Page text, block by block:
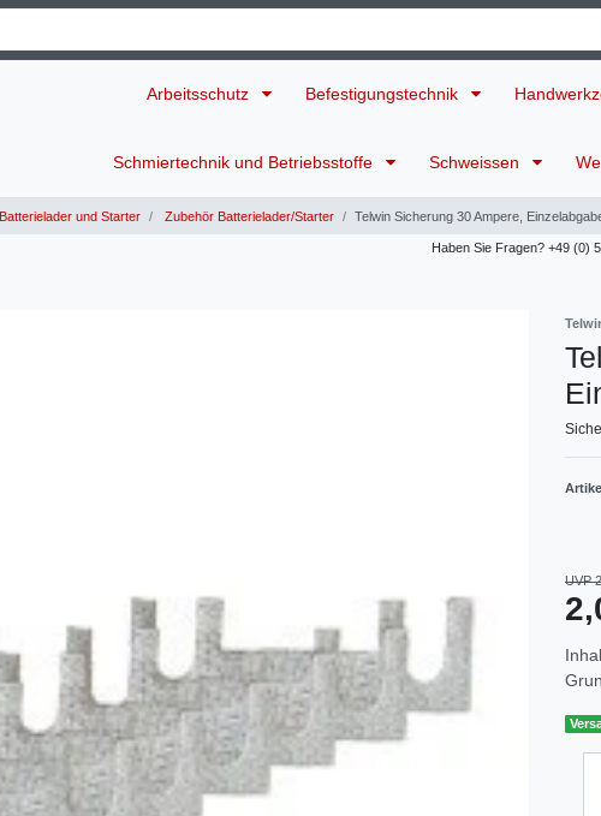
Arbeitsschutz Befestigungstechnik
Schmiertechnik und Betriebsstoffe Schweissen
Batterielader und Starter Zubehör Batterielader/Starter Telwin Sicherung 30 Ampere,
Haben Sie Fragen? +49 (0)
UVP